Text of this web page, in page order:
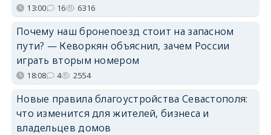
13:00 16 6316
Почему наш бронепоезд стоит на запасном
пути? — Кеворкян объяснил, зачем России
играть вторым номером
18:08 4 2554
Новые правила благоустройства Севастополя:
что изменится для жителей, бизнеса и
владельцев домов